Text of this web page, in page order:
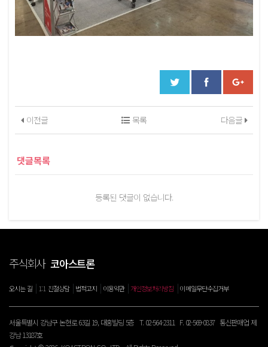
이전글 다음글
목록
댓글목록
등록된 댓글이 없습니다.
주식회사코아스트론
오시는 길 1:1 친절상담 법적고지 이용약관 개인정보처리방침 이메일무단수집거부
서울특별시 강남구 논현로 63길 19, 대홍빌딩 5층 T. 02-564-2311 F. 02-569-0837 통신판매업 제
강남 13187호